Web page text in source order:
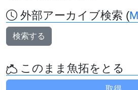
外部アーカイブ検索 (
検索する
このまま魚拓をとる